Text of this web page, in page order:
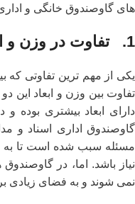
های گاوصندوق خانگی و
1. تفاوت در وزن و ابعاد
یکی از مهم ‌ترین تفاوتی که
تفاوت بین وزن و ابعاد این
دارای ابعاد بیشتری بوده و
گاوصندوق اداری اسناد و
مسئله سبب شده است تا به
نیاز باشد. اما، در
نمی شوند و به فضای زیادی